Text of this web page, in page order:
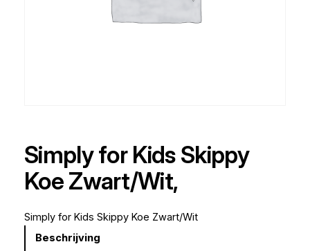
Simply for Kids Skippy
Koe Zwart/Wit,
Simply for Kids Skippy Koe Zwart/Wit
Beschrijving